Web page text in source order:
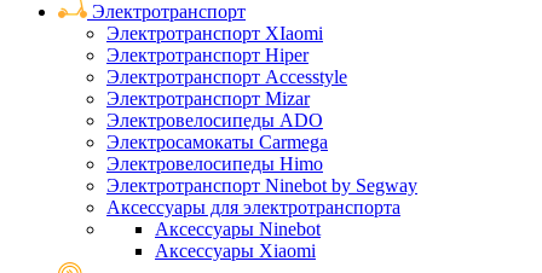
Электротранспорт
Электротранспорт XIaomi
Электротранспорт Hiper
Электротранспорт Accesstyle
Электротранспорт Mizar
Электровелосипеды ADO
Электросамокаты Carmega
Электровелосипеды Himo
Электротранспорт Ninebot by Segway
Аксессуары для электротранспорта
Аксессуары Ninebot
Аксессуары Xiaomi